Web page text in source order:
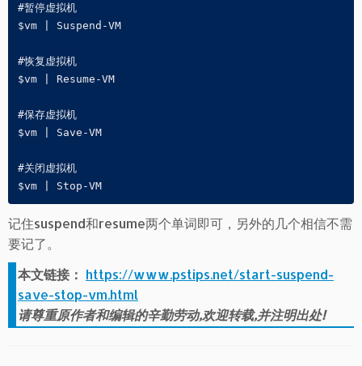
#暂停虚拟机
$vm | Suspend-VM
#恢复虚拟机
$vm | Resume-VM
#保存虚拟机
$vm | Save-VM
#关闭虚拟机
$vm | Stop-VM
记住suspend和resume两个单词即可，另外的几个相信不需
要记了。
本文链接： https://www.pstips.net/start-suspend-
save-stop-vm.html
请尊重原作者和编辑的辛勤劳动,欢迎转载,并注明出处!